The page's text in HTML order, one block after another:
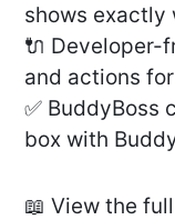
shows exactly
🔌
and actions
✅ BuddyBoss
box with
📖 View the